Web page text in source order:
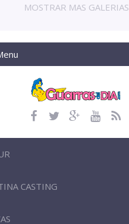
MOSTRAR MAS GALERIAS
CASTING